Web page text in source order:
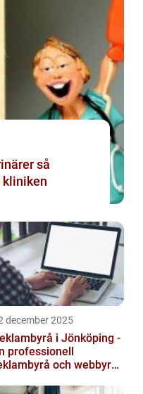
så
kliniken
december 2025
i Jönköping -
professionell
och webbyrå